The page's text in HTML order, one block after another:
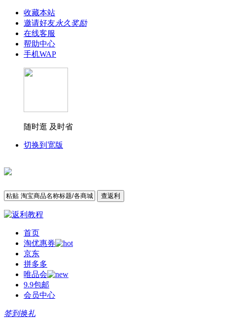
收藏本站
邀请好友永久奖励
在线客服
帮助中心
手机WAP
随时逛 及时省
切换到宽版
查返利
首页
淘优惠券
京东
拼多多
唯品会
9.9包邮
会员中心
签到换礼